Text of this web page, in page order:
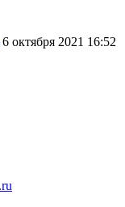
6 октября 2021 16:52